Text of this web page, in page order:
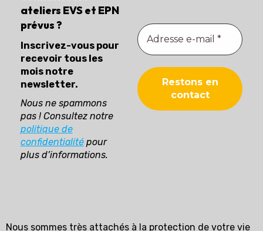
ateliers EVS et EPN
prévus ?
Inscrivez-vous pour
recevoir tous les
mois notre
newsletter.
Nous ne spammons
pas ! Consultez notre
politique de
confidentialitépour
plus d’informations.
Nous sommes très attachés à la protection de votre vie